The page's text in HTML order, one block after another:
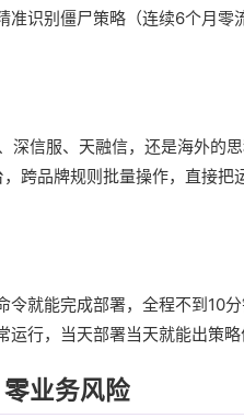
识别僵尸策略（连续6个月零
信服、天融信，还是海外的思
跨品牌规则批量操作，直接把
就能完成部署，全程不到10
行，当天部署当天就能出策略
业务风险